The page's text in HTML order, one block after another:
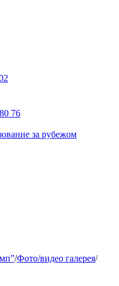
76
за рубежом
/Фото/видео галерея/